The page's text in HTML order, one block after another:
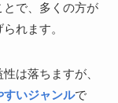
で、多くの方が
れます。
は落ちますが、
すいジャンルで